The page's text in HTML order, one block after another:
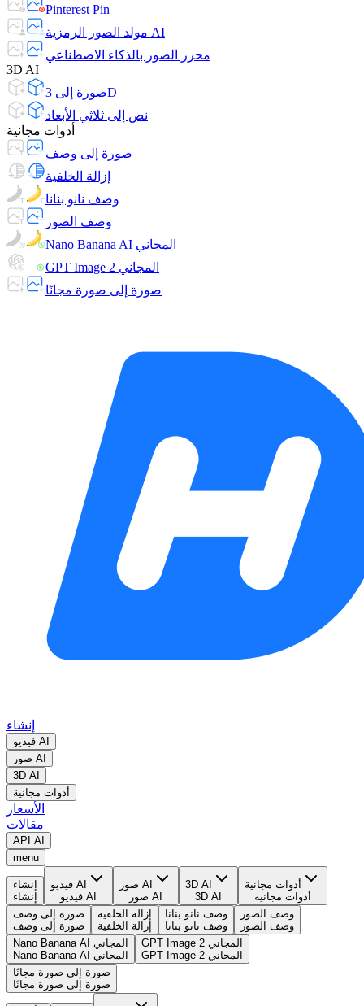
Pinterest Pin
مولد الصور الرمزية AI
محرر الصور بالذكاء الاصطناعي
3D AI
صورة إلى 3D
نص إلى ثلاثي الأبعاد
أدوات مجانية
صورة إلى وصف
إزالة الخلفية
وصف نانو بنانا
وصف الصور
Nano Banana AI المجاني
GPT Image 2 المجاني
صورة إلى صورة مجانًا
إنشاء
فيديو AI
صور AI
3D AI
أدوات مجانية
الأسعار
مقالات
API AI
menu
إنشاء
إنشاء
فيديو AI
فيديو AI
صور AI
صور AI
3D AI
3D AI
أدوات مجانية
أدوات مجانية
صورة إلى وصف
صورة إلى وصف
إزالة الخلفية
إزالة الخلفية
وصف نانو بنانا
وصف نانو بنانا
وصف الصور
وصف الصور
Nano Banana AI المجاني
Nano Banana AI المجاني
GPT Image 2 المجاني
GPT Image 2 المجاني
صورة إلى صورة مجانًا
صورة إلى صورة مجانًا